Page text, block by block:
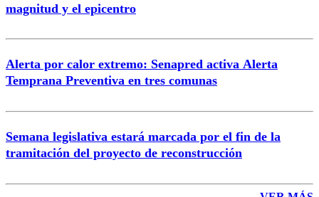
magnitud y el epicentro
Alerta por calor extremo: Senapred activa Alerta
Temprana Preventiva en tres comunas
Semana legislativa estará marcada por el fin de la
tramitación del proyecto de reconstrucción